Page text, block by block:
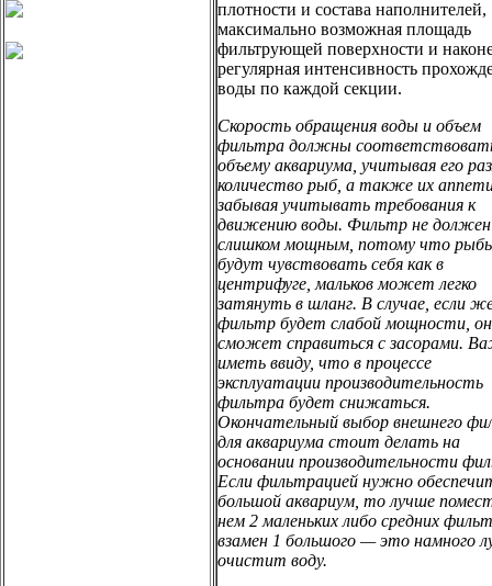
плотности и состава наполнителей,
максимально возможная площадь
фильтрующей поверхности и
регулярная интенсивность
воды по каждой секции.
Скорость обращения воды и объем
фильтра должны
объему аквариума, учитывая его
количество рыб, а также их
забывая учитывать требования к
движению воды. Фильтр не
слишком мощным, потому что
будут чувствовать себя как в
центрифуге, мальков может легко
затянуть в шланг. В случае, если
фильтр будет слабой мощности,
сможет справиться с засорами.
иметь ввиду, что в процессе
эксплуатации производительность
фильтра будет снижаться.
Окончательный выбор внешнего
для аквариума стоит делать на
основании производительности
Если фильтрацией нужно
большой аквариум, то лучше
нем 2 маленьких либо средних
взамен 1 большого — это намного
очистит воду.